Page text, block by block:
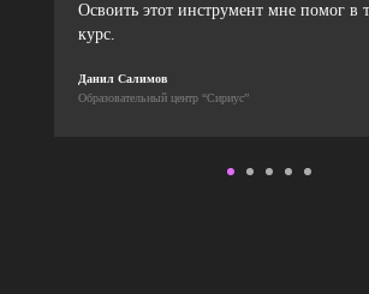
Освоить этот инструмент мне помог в
курс.
Данил Салимов
Образовательный центр “Сириус”